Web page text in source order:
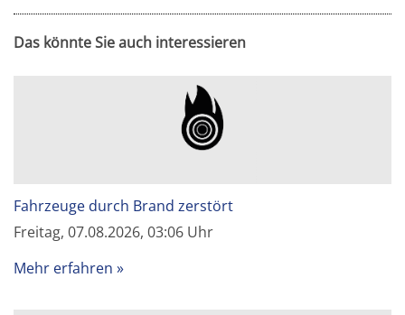
Das könnte Sie auch interessieren
Fahrzeuge durch Brand zerstört
Freitag, 07.08.2026, 03:06 Uhr
Mehr erfahren